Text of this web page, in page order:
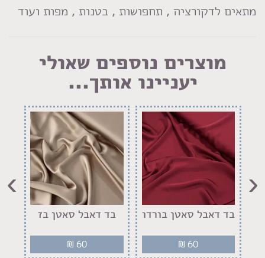
מתאים לדקורציה , תחפושות , בטנות , מפות ועוד
מוצרים נוספים שאולי
יעניינו אותך...
בד דאבל סאטן בורדו
₪ 60
בד דאבל סאטן בז
₪ 60
‹
›